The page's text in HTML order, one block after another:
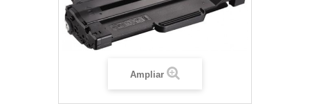
Ampliar